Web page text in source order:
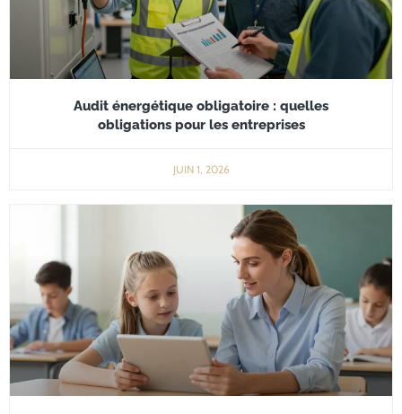
Audit énergétique obligatoire : quelles
obligations pour les entreprises
JUIN 1, 2026